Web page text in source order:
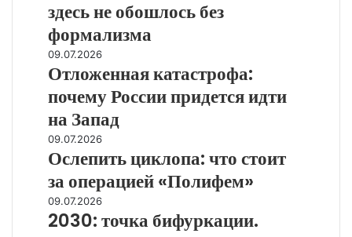
отвечает?»:
Антидронщики
боятся
бить
БПЛА?
Даже
здесь
не
без
формализма
здесь не обошлось без
формализма
Отложенная
катастрофа:
России
придется
идти
на
Запад
09.07.2026
Отложенная катастрофа:
почему России придется идти
на Запад
Ослепить
циклопа:
стоит
за
операцией
09.07.2026
Ослепить циклопа: что стоит
за операцией «Полифем»
2030:
точка
09.07.2026
2030: точка бифуркации.